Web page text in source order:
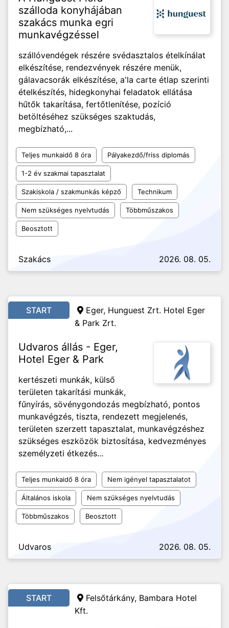
szálloda konyhájában
szakács munka egri
munkavégzéssel
szállóvendégek részére svédasztalos ételkínálat
elkészítése, rendezvények részére menük,
gálavacsorák elkészítése, a'la carte étlap szerinti
ételkészítés, hidegkonyhai feladatok ellátása
hűtők takarítása, fertőtlenítése, pozíció
betöltéséhez szükséges szaktudás,
megbízható,...
Teljes munkaidő 8 óra Pályakezdő/friss diplomás
1-2 év szakmai tapasztalat
Szakiskola / szakmunkás képző Technikum
Nem szükséges nyelvtudás Többműszakos
Beosztott
Szakács 2026. 08. 05.
START
Eger, Hunguest Zrt. Hotel Eger
& Park Zrt.
Udvaros állás - Eger,
Hotel Eger & Park
kertészeti munkák, külső
területen takarítási munkák,
fűnyírás, sövénygondozás megbízható, pontos
munkavégzés, tiszta, rendezett megjelenés,
területen szerzett tapasztalat, munkavégzéshez
szükséges eszközök biztosítása, kedvezményes
személyzeti étkezés...
Teljes munkaidő 8 óra Nem igényel tapasztalatot
Általános iskola Nem szükséges nyelvtudás
Többműszakos Beosztott
Udvaros 2026. 08. 05.
START
Felsőtárkány, Bambara Hotel
Kft.